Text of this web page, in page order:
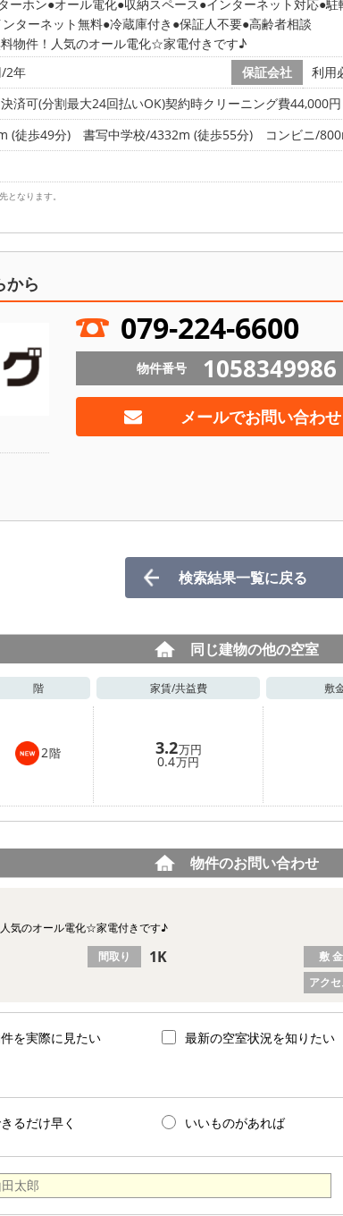
ーホン オール電化 収納スペース インターネット対応 駐
ンターネット無料 冷蔵庫付き 保証人不要 高齢者相談
物件！人気のオール電化☆家電付きです♪
2年 保証会社
利用
済可(分割最大24回払いOK)契約時クリーニング費
(徒歩49分) 書写中学校/4332m (徒歩55分)
コンビニ/
となります。
から
079-224-6600
物件番号 1058349986
メールでお問い合わせ
検索結果一覧に戻る
同じ建物の他の空室
階 家賃/共益費 敷
2階 3.2万円
0.4万円
物件のお問い合わせ
気のオール電化☆家電付きです♪
アク
間取り 1K 敷 金
を実際に見たい 最新の空室状況を知りたい
るだけ早く いいものがあれば